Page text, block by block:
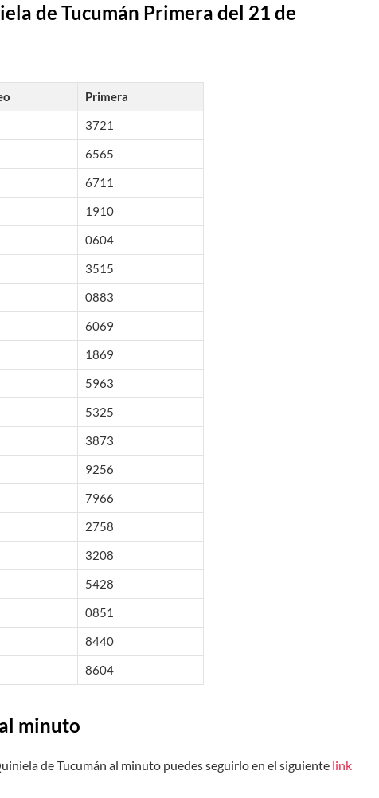
de Tucumán Primera del 21 de
Primera
3721
6565
6711
1910
0604
3515
0883
6069
1869
5963
5325
3873
9256
7966
2758
3208
5428
0851
8440
8604
minuto
de Tucumán al minuto puedes seguirlo en el siguiente link